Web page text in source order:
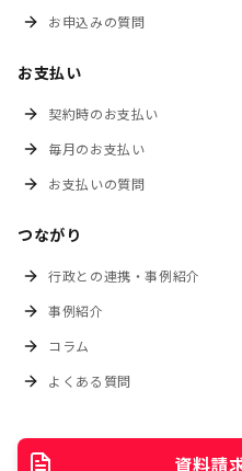
お申込みの質問
お支払い
契約時のお支払い
毎月のお支払い
お支払いの質問
つながり
行政との連携・事例紹介
事例紹介
コラム
よくある質問
資料請